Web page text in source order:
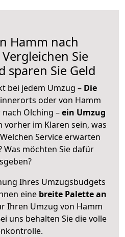
Hamm nach
Sie
sparen Sie Geld
bei jedem Umzug – Die
oder von Hamm
Olching –ein Umzug
vorher im Klaren sein, was
Service erwarten
Was möchten Sie dafür
Ihres Umzugsbudgets
eine breite Palette an
Ihren Umzug von Hamm
uns behalten Sie die volle